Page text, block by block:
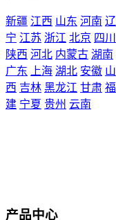
产品中心
新疆 江西 山东 河南 辽
宁 江苏 浙江 北京 四川
陕西 河北 内蒙古 湖南
广东
上海 湖北 安徽 山
西 吉林 黑龙江 甘肃 福
建 宁夏 贵州 云南